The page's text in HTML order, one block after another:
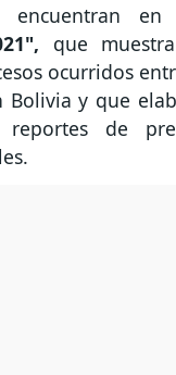
encuentran
que
ocurridos
Bolivia y que
de